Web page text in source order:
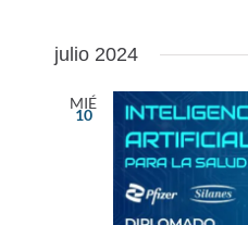
julio 2024
MIÉ
10